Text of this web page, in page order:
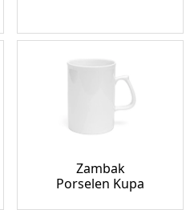
Zambak
Porselen Kupa